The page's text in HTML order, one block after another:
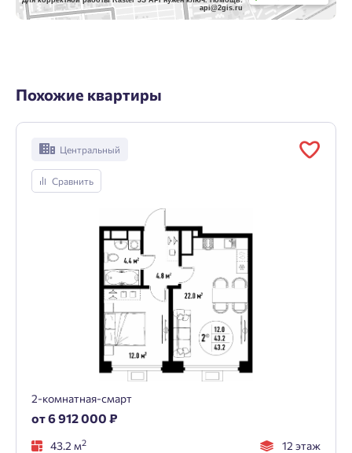
api@2gis.ru
Похожие квартиры
Центральный
Сравнить
2-комнатная-смарт
от 6 912 000 ₽
43.2 м2 12 этаж